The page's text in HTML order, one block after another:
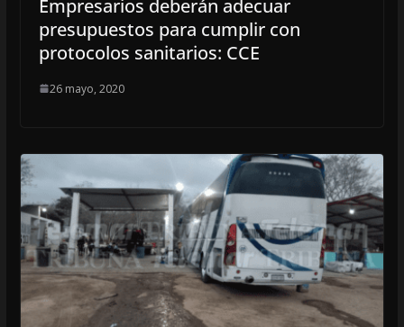
Empresarios deberán adecuar
presupuestos para cumplir con
protocolos sanitarios: CCE
26 mayo, 2020